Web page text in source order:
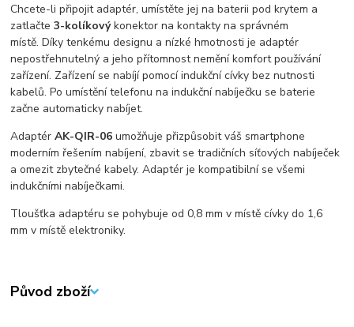
Chcete-li připojit adaptér, umístěte jej na baterii pod krytem a
zatlačte3-kolíkovýkonektor na kontakty na správném
místě. Díky tenkému designu a nízké hmotnosti je adaptér
nepostřehnutelný a jeho přítomnost nemění komfort používání
zařízení. Zařízení se nabíjí pomocí indukční cívky bez nutnosti
kabelů. Po umístění telefonu na indukční nabíječku se baterie
začne automaticky nabíjet.
AdaptérAK-QIR-06 umožňuje přizpůsobit váš smartphone
moderním řešením nabíjení, zbavit se tradičních síťových nabíječek
a omezit zbytečné kabely. Adaptér je kompatibilní se všemi
indukčními nabíječkami.
Tloušťka adaptéru se pohybujeod 0,8 mm v místě cívkydo 1,6
mm v místě elektroniky.
Původ zboží